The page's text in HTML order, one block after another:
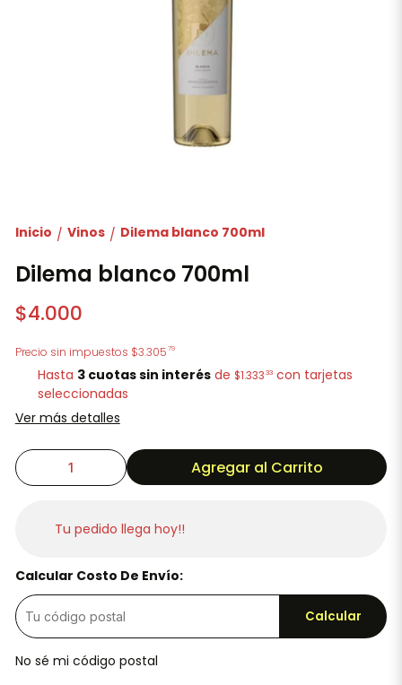
Inicio / Vinos / Dilema blanco 700ml
Dilema blanco 700ml
$4.000
Precio sin impuestos $3.30579
Hasta 3 cuotas sin interés de $1.333 33 con tarjetas
seleccionadas
Ver más detalles
Agregar al Carrito
Tu pedido llega hoy!!
Calcular Costo De Envío:
Calcular
No sé mi código postal